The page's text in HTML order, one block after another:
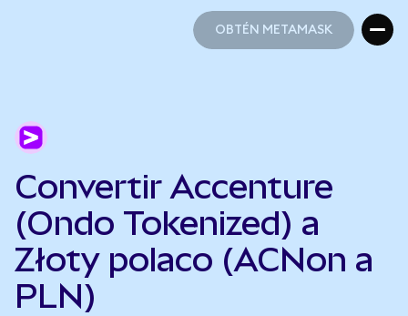
OBTÉN METAMASK
Convertir Accenture
(Ondo Tokenized) a
Złoty polaco (ACNon a
PLN)